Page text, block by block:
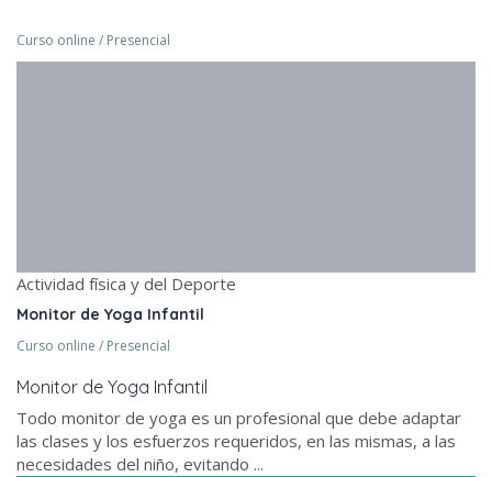
Curso online / Presencial
Actividad física y del Deporte
Monitor de Yoga Infantil
Curso online / Presencial
Monitor de Yoga Infantil
Todo monitor de yoga es un profesional que debe adaptar
las clases y los esfuerzos requeridos, en las mismas, a las
necesidades del niño, evitando ...